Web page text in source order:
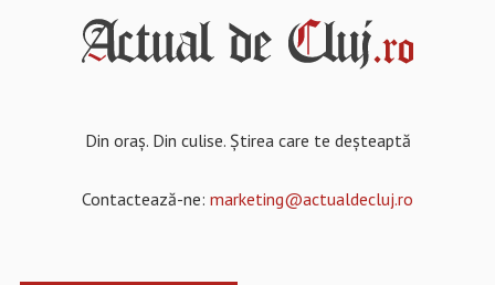
Din oraș. Din culise. Știrea care te deșteaptă
Contactează-ne: marketing@actualdecluj.ro